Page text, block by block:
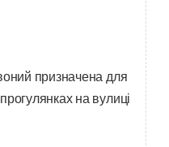
призначена для
на вулиці